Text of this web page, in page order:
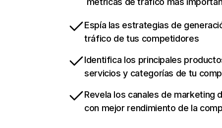
Espía las estrategias de
tráfico de tus competidores
Identifica los principales
servicios y categorías de tu
Revela los canales de marketing
con mejor rendimiento de la